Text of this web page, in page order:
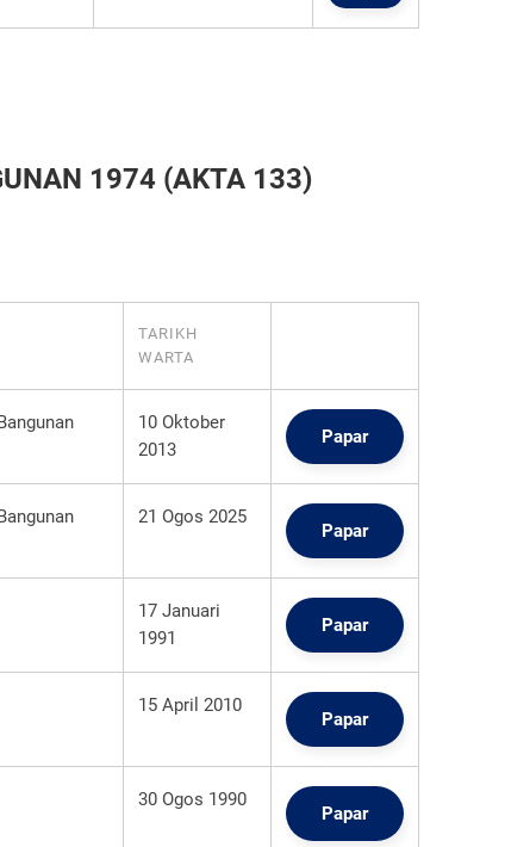
1974 (AKTA 133)
TARIKH
WARTA
10 Oktober
2013
Papar
21 Ogos 2025
Papar
17 Januari
1991
Papar
15 April 2010
Papar
30 Ogos 1990
Papar